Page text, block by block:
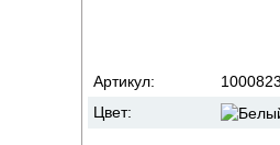
Артикул:
Цвет: